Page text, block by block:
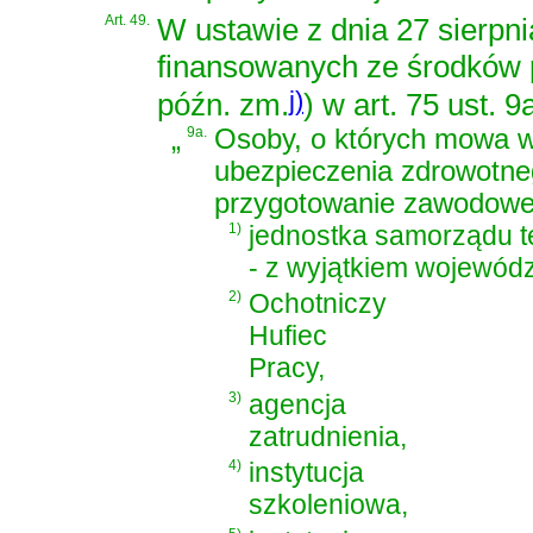
Art. 49. W ustawie z dnia 27
finansowanych ze środków
późn. zm.j)) w art. 75 ust.
„9a.
Osoby, o których mowa
ubezpieczenia
przygotowanie
1) jednostka samorządu
- z wyjątkiem
2) Ochotniczy
Hufiec
Pracy,
3) agencja
zatrudnienia,
4) instytucja
szkoleniowa,